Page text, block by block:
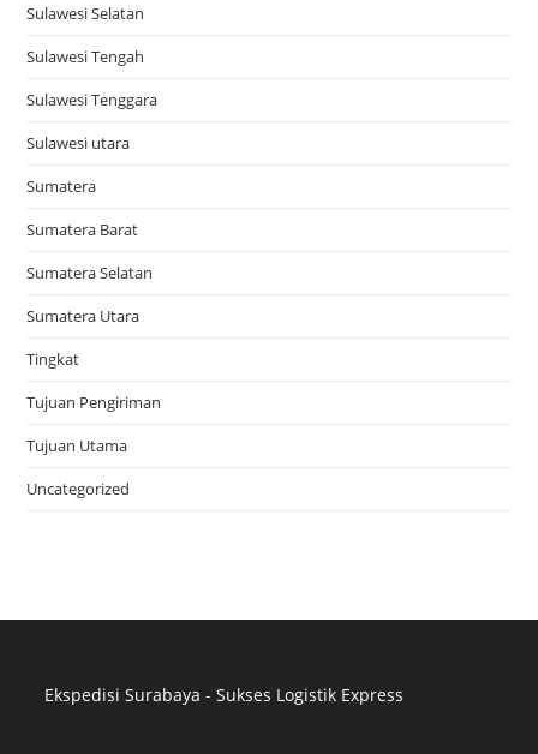
Sulawesi Selatan
Sulawesi Tengah
Sulawesi Tenggara
Sulawesi utara
Sumatera
Sumatera Barat
Sumatera Selatan
Sumatera Utara
Tingkat
Tujuan Pengiriman
Tujuan Utama
Uncategorized
Ekspedisi Surabaya - Sukses Logistik Express